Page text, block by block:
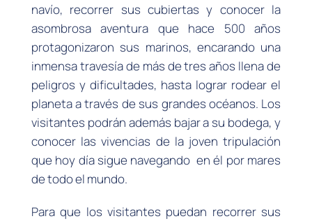
navío, recorrer sus cubiertas y conocer la
asombrosa aventura que hace 500 años
protagonizaron sus marinos, encarando una
inmensa travesía de más de tres años llena de
peligros y dificultades, hasta lograr rodear el
planeta a través de sus grandes océanos. Los
visitantes podrán además bajar a su bodega, y
conocer las vivencias de la joven tripulación
que hoy día sigue navegando en él por mares
de todo el mundo.
Para que los visitantes puedan recorrer sus